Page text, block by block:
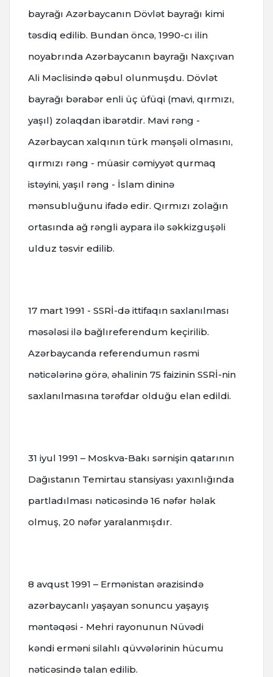
bayrağı Azərbaycanın Dövlət bayrağı kimi
təsdiq edilib. Bundan öncə, 1990-cı ilin
noyabrında Azərbaycanın bayrağı Naxçıvan
Ali Məclisində qəbul olunmuşdu. Dövlət
bayrağı bərabər enli üç üfüqi (mavi, qırmızı,
yaşıl) zolaqdan ibarətdir. Mavi rəng -
Azərbaycan xalqının türk mənşəli olmasını,
qırmızı rəng - müasir cəmiyyət qurmaq
istəyini, yaşıl rəng - İslam dininə
mənsubluğunu ifadə edir. Qırmızı zolağın
ortasında ağ rəngli aypara ilə səkkizguşəli
ulduz təsvir edilib.
17 mart 1991 - SSRİ-də ittifaqın saxlanılması
məsələsi ilə bağlıreferendum keçirilib.
Azərbaycanda referendumun rəsmi
nəticələrinə görə, əhalinin 75 faizinin SSRİ-nin
saxlanılmasına tərəfdar olduğu elan edildi.
31 iyul 1991 – Moskva-Bakı sərnişin qatarının
Dağıstanın Temirtau stansiyası yaxınlığında
partladılması nəticəsində 16 nəfər həlak
olmuş, 20 nəfər yaralanmışdır.
8 avqust 1991 – Ermənistan ərazisində
azərbaycanlı yaşayan sonuncu yaşayış
məntəqəsi - Mehri rayonunun Nüvədi
kəndi erməni silahlı qüvvələrinin hücumu
nəticəsində talan edilib.